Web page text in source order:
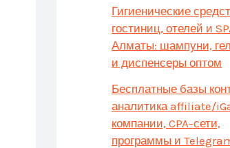
Гигиенические
гостиниц, отелей и
Алматы: шампуни,
и диспенсеры оптом
Бесплатные базы
аналитика affiliate/
компании, CPA-сети,
программы и